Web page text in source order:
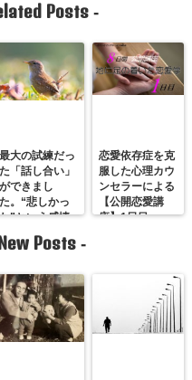
Posts-
最大の試練だっ
た「話し合い」
ができまし
た。“悲しかっ
た”という感情
をひとつひとつ
言葉で相手に伝
たんです！
恋愛依存症を克
服した心理カウ
ンセラーによる
【公開恋愛講
座】1日目
Posts -